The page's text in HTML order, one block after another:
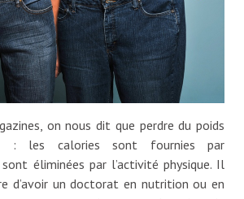
on nous dit que perdre du poids
: les calories sont fournies par
éliminées par l’activité physique. Il
d’avoir un doctorat en nutrition ou en